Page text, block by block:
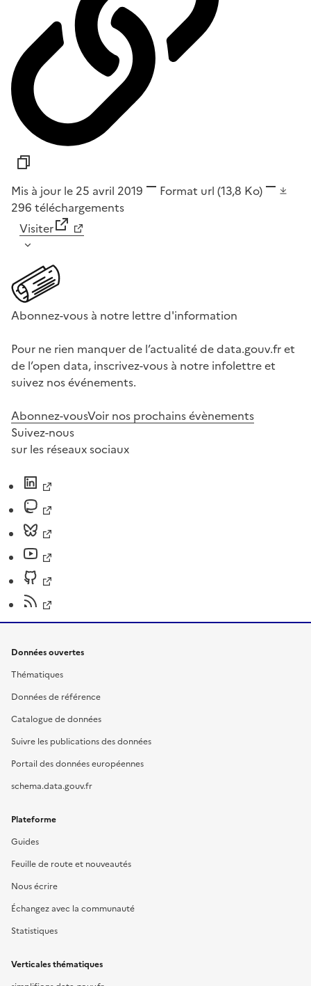
Mis à jour le 25 avril 2019 Format url (13,8 Ko)
296 téléchargements
Visiter
Abonnez-vous à notre lettre d'information
Pour ne rien manquer de l’actualité de data.gouv.fr et
de l’open data, inscrivez-vous à notre infolettre et
suivez nos événements.
Abonnez-vousVoir nos prochains évènements
Suivez-nous
sur les réseaux sociaux
Données ouvertes
Thématiques
Données de référence
Catalogue de données
Suivre les publications des données
Portail des données européennes
schema.data.gouv.fr
Plateforme
Guides
Feuille de route et nouveautés
Nous écrire
Échangez avec la communauté
Statistiques
Verticales thématiques